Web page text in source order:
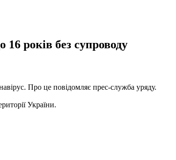
років без супроводу
Про це повідомляє прес-служба уряду.
України.